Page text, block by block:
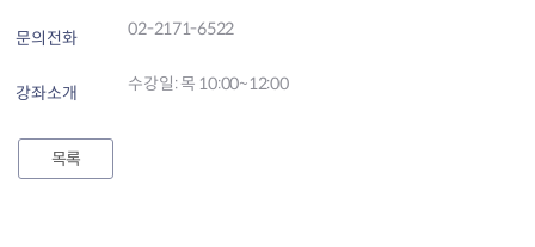
문의전화 02-2171-6522
강좌소개 수강일: 목 10:00~12:00
목록